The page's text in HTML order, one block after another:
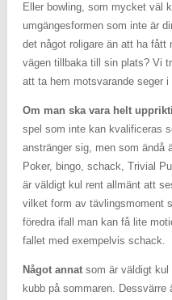
Eller bowling, som mycket väl
umgängesformen som inte är
det något roligare än att ha fått
vägen tillbaka till sin plats? Vi
att ta hem motsvarande seger i
Om man ska vara helt
spel som inte kan kvalificeras
anstränger sig, men som ändå
Poker, bingo, schack, Trivial
är väldigt kul rent allmänt att
vilket form av tävlingsmoment
föredra ifall man kan få lite
fallet med exempelvis schack.
Något annatsom är väldigt kul
kubb på sommaren.